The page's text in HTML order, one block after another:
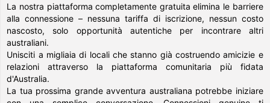
La nostra piattaforma completamente gratuita elimina le barriere
alla connessione – nessuna tariffa di iscrizione, nessun costo
nascosto, solo opportunità autentiche per incontrare altri
australiani.
Unisciti a migliaia di locali che stanno già costruendo amicizie e
relazioni attraverso la piattaforma comunitaria più fidata
d'Australia.
La tua prossima grande avventura australiana potrebbe iniziare